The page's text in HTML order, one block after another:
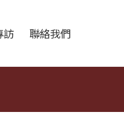
訪 聯絡我們